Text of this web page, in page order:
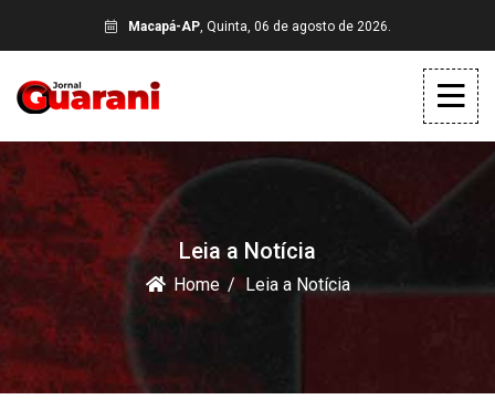
Macapá-AP, Quinta, 06 de agosto de 2026.
Leia a Notícia
Home Leia a Notícia